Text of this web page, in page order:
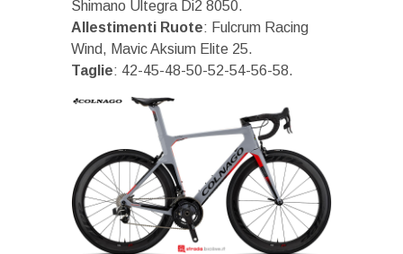
Shimano Ultegra Di2 8050.
Allestimenti Ruote: Fulcrum Racing
Wind, Mavic Aksium Elite 25.
Taglie: 42-45-48-50-52-54-56-58.